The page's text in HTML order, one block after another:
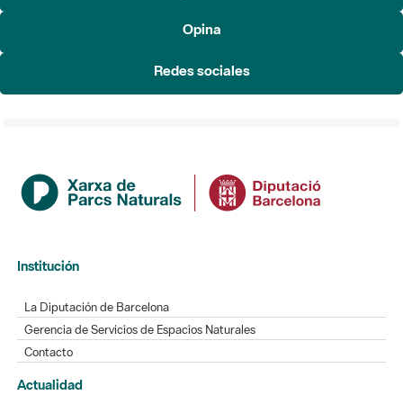
Opina
Redes sociales
Institución
La Diputación de Barcelona
Gerencia de Servicios de Espacios Naturales
Contacto
Actualidad